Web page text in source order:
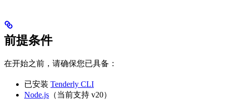
前提条件
在开始之前，请确保您已具备：
已安装 Tenderly CLI
Node.js （当前支持 v20）